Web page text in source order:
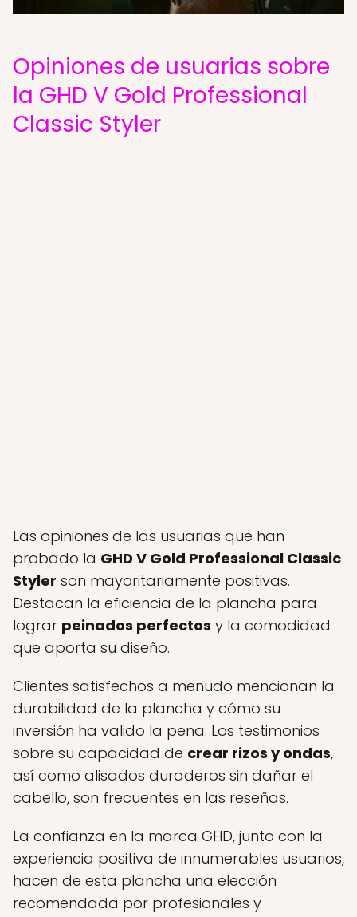
Opiniones de usuarias sobre
la GHD V Gold Professional
Classic Styler
Las opiniones de las usuarias que han
probado la GHD V Gold Professional Classic
Styler son mayoritariamente positivas.
Destacan la eficiencia de la plancha para
lograr peinados perfectos y la comodidad
que aporta su diseño.
Clientes satisfechos a menudo mencionan la
durabilidad de la plancha y cómo su
inversión ha valido la pena. Los testimonios
sobre su capacidad de crear rizos y ondas,
así como alisados duraderos sin dañar el
cabello, son frecuentes en las reseñas.
La confianza en la marca GHD, junto con la
experiencia positiva de innumerables usuarios,
hacen de esta plancha una elección
recomendada por profesionales y